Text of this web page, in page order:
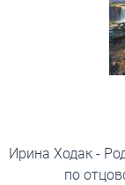
Ирина Ходак -
по